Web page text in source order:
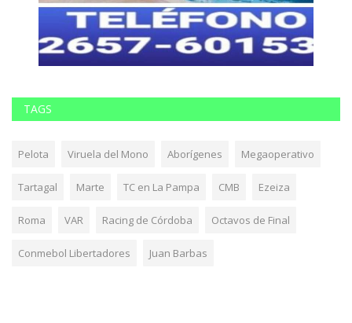
TAGS
Pelota Viruela del Mono Aborígenes Megaoperativo
Tartagal Marte TC en La Pampa CMB Ezeiza
Roma VAR Racing de Córdoba Octavos de Final
Conmebol Libertadores Juan Barbas